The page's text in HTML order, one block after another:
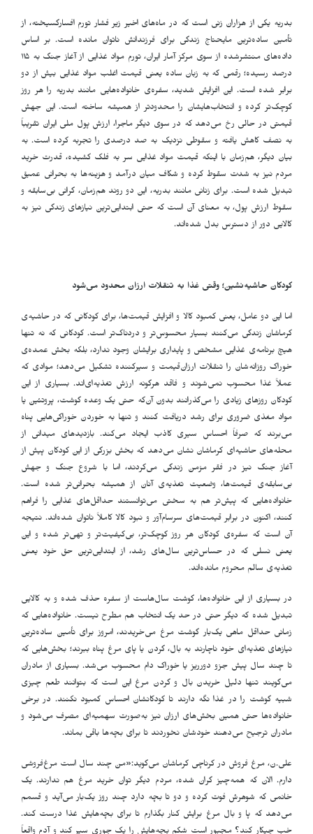
بدریه یکی از هزاران زنی است که در ماه‌های اخیر زیر فشار تورم افسارگسیخته، از
تأمین ساده‌ترین مایحتاج زندگی برای فرزندانش ناتوان مانده است. بر اساس
داده‌های منتشرشده از سوی مرکز آمار ایران، تورم مواد غذایی از آغاز جنگ به ۱۱۵
درصد رسیده؛ رقمی که به زبان ساده یعنی قیمت اغلب مواد غذایی بیش از دو
برابر شده است. این افزایش شدید، سفره‌ی خانواده‌هایی مانند بدریه را هر روز
کوچک‌تر کرده و انتخاب‌هایشان را محدودتر از همیشه ساخته است. این جهش
قیمتی در حالی رخ می‌دهد که در سوی دیگر ماجرا، ارزش پول ملی ایران تقریباً
به نصف کاهش یافته و سقوطی نزدیک به صد درصدی را تجربه کرده است. به
بیان دیگر، هم‌زمان با اینکه قیمت مواد غذایی سر به فلک کشیده، قدرت خرید
مردم نیز به شدت سقوط کرده و شکاف میان درآمد و هزینه‌ها به بحرانی عمیق
تبدیل شده است. برای زنانی مانند بدریه، این دو روند هم‌زمان، گرانی بی‌سابقه و
سقوط ارزش پول، به معنای آن است که حتی ابتدایی‌ترین نیازهای زندگی نیز به
کالایی دور از دسترس بدل شده‌اند.
کودکان حاشیه‌نشین؛ وقتی غذا به تنقلات ارزان محدود می‌شود
اما این دو عامل، یعنی کمبود کالا و افزایش قیمت‌ها، برای کودکانی که در حاشیه‌ی
کرماشان زندگی می‌کنند بسیار محسوس‌تر و دردناک‌تر است. کودکانی که نه تنها
هیچ برنامه‌ی غذایی مشخص و پایداری برایشان وجود ندارد، بلکه بخش عمده‌ی
خوراک روزانه‌شان را تنقلات ارزان‌قیمت و سیرکننده تشکیل می‌دهد؛ موادی که
عملاً غذا محسوب نمی‌شوند و فاقد هرگونه ارزش تغذیه‌ای‌اند. بسیاری از این
کودکان روزهای زیادی را می‌گذرانند بدون آن‌که حتی یک وعده گوشت، پروتئین یا
مواد مغذی ضروری برای رشد دریافت کنند و تنها به خوردن خوراکی‌هایی پناه
می‌برند که صرفاً احساس سیری کاذب ایجاد می‌کند. بازدیدهای میدانی از
محله‌های حاشیه‌ای کرماشان نشان می‌دهد که بخش بزرگی از این کودکان پیش از
آغاز جنگ نیز در فقر مزمن زندگی می‌کردند، اما با شروع جنگ و جهش
بی‌سابقه‌ی قیمت‌ها، وضعیت تغذیه‌ی آنان از همیشه بحرانی‌تر شده است.
خانواده‌هایی که پیش‌تر هم به سختی می‌توانستند حداقل‌های غذایی را فراهم
کنند، اکنون در برابر قیمت‌های سرسام‌آور و نبود کالا کاملاً ناتوان شده‌اند. نتیجه
آن است که سفره‌ی کودکان هر روز کوچک‌تر، بی‌کیفیت‌تر و تهی‌تر شده و این
یعنی نسلی که در حساس‌ترین سال‌های رشد، از ابتدایی‌ترین حق خود یعنی
تغذیه‌ی سالم محروم مانده‌اند.
در بسیاری از این خانواده‌ها، گوشت سال‌هاست از سفره حذف شده و به کالایی
تبدیل شده که دیگر حتی در حد یک انتخاب هم مطرح نیست. خانواده‌هایی که
زمانی حداقل ماهی یک‌بار گوشت مرغ می‌خریدند، امروز برای تأمین ساده‌ترین
نیازهای تغذیه‌ای خود ناچارند به بال، گردن یا پای مرغ پناه ببرند؛ بخش‌هایی که
تا چند سال پیش جزو دورریز یا خوراک دام محسوب می‌شد. بسیاری از مادران
می‌گویند تنها دلیل خریدن بال و گردن مرغ این است که بتوانند طعم چیزی
شبیه گوشت را در غذا نگه دارند تا کودکانشان احساس کمبود نکنند. در برخی
خانواده‌ها حتی همین بخش‌های ارزان نیز به‌صورت سهمیه‌ای مصرف می‌شود و
مادران ترجیح می‌دهند خودشان نخوردند تا برای بچه‌ها باقی بماند.
علی.ن، مرغ فروش در کرناچی کرماشان می‌گوید:«من چند سال است مرغ‌فروشی
دارم. الان که همه‌چیز گران شده، مردم دیگر توان خرید مرغ هم ندارند. یک
خانمی که شوهرش فوت کرده و دو تا بچه دارد چند روز یک‌بار می‌آید و قسمم
می‌دهد که پا و بال مرغ برایش کنار بگذارم تا برای بچه‌هایش غذا درست کند.